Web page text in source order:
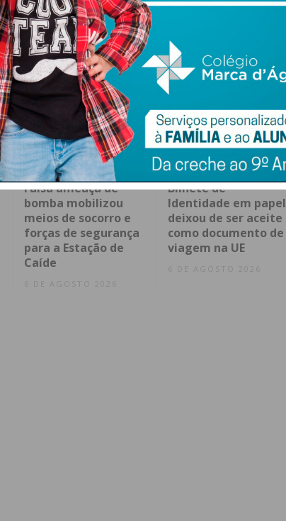
Falsa ameaça de
bomba mobilizou
meios de socorro e
forças de segurança
para a Estação de
Caíde
6 DE AGOSTO 2026
Bilhete de
Identidade em papel
deixou de ser aceite
como documento de
viagem na UE
6 DE AGOSTO 2026